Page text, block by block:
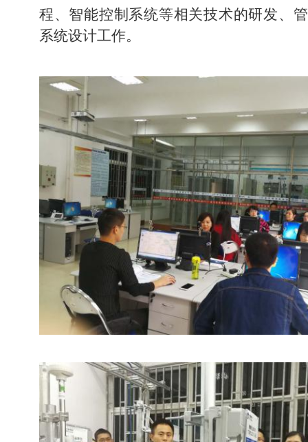
程、智能控制系统等相关技术的研发、
系统设计工作。